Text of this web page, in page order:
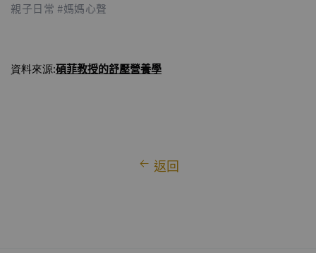
親子日常 #媽媽心聲
資料來源:碩菲教授的舒壓營養學
返回